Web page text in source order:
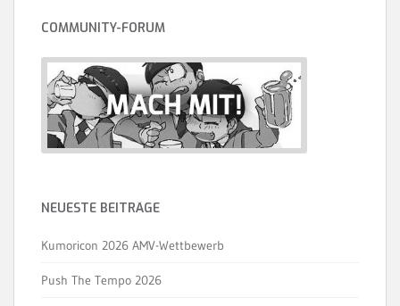
COMMUNITY-FORUM
NEUESTE BEITRÄGE
Kumoricon 2026 AMV-Wettbewerb
Push The Tempo 2026